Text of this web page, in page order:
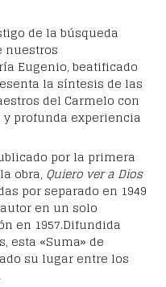
de la búsqueda
nuestros
Eugenio, beatificado
la síntesis de las
del Carmelo con
profunda experiencia
por la primera
obra, Quiero ver a Dios
por separado en 1949
en un solo
en 1957.Difundida
esta «Suma» de
su lugar entre los